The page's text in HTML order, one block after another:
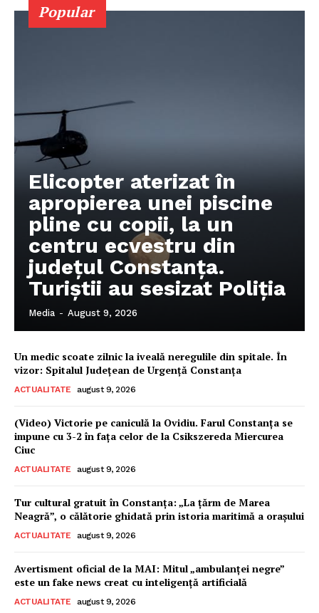
Pentru și mai mult conținut
exclusiv!
Popular
Elicopter aterizat în
apropierea unei piscine
pline cu copii, la un
centru ecvestru din
județul Constanța.
Turiștii au sesizat Poliția
Media - August 9, 2026
Un medic scoate zilnic la iveală neregulile din spitale. În
vizor: Spitalul Județean de Urgență Constanța
ACTUALITATE august 9, 2026
(Video) Victorie pe caniculă la Ovidiu. Farul Constanța se
impune cu 3-2 în fața celor de la Csikszereda Miercurea
Ciuc
ACTUALITATE august 9, 2026
Tur cultural gratuit în Constanța: „La țărm de Marea
Neagră”, o călătorie ghidată prin istoria maritimă a orașului
ACTUALITATE august 9, 2026
Avertisment oficial de la MAI: Mitul „ambulanței negre”
este un fake news creat cu inteligență artificială
ACTUALITATE august 9, 2026